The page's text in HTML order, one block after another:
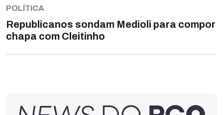
POLÍTICA
Republicanos sondam Medioli para compor
chapa com Cleitinho